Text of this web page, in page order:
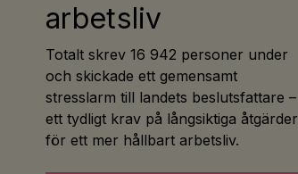
arbetsliv
Totalt skrev 16 942 personer under
och skickade ett gemensamt
stresslarm till landets beslutsfattare –
ett tydligt krav på långsiktiga åtgärder
för ett mer hållbart arbetsliv.